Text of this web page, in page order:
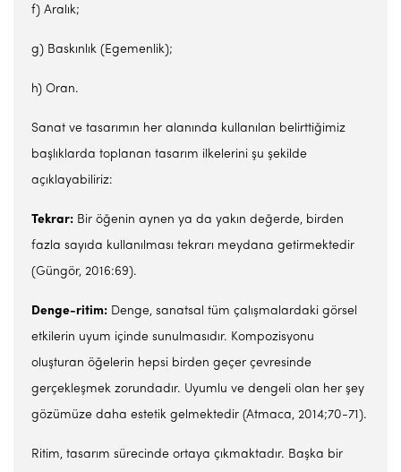
f) Aralık;
g) Baskınlık (Egemenlik);
h) Oran.
Sanat ve tasarımın her alanında kullanılan belirttiğimiz
başlıklarda toplanan tasarım ilkelerini şu şekilde
açıklayabiliriz:
Tekrar: Bir öğenin aynen ya da yakın değerde, birden
fazla sayıda kullanılması tekrarı meydana getirmektedir
(Güngör, 2016:69).
Denge-ritim: Denge, sanatsal tüm çalışmalardaki görsel
etkilerin uyum içinde sunulmasıdır. Kompozisyonu
oluşturan öğelerin hepsi birden geçer çevresinde
gerçekleşmek zorundadır. Uyumlu ve dengeli olan her şey
gözümüze daha estetik gelmektedir (Atmaca, 2014;70-71).
Ritim, tasarım sürecinde ortaya çıkmaktadır. Başka bir